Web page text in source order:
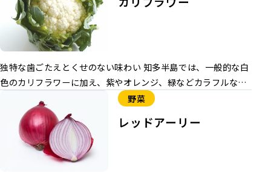
独特な歯ごたえとくせのない味わい 知多半島では、一般的な白
色のカリフラワーに加え、紫やオレンジ、緑などカラフルなカ
リフラワーを出荷しています。綺麗なカリフラワーを出荷する
ため、可食部となる花蕾（からい）に日光が当たらないように
葉を花蕾に覆い被せて藁で結ぶなど品質の向上に努めていま
野菜
レッドアーリー